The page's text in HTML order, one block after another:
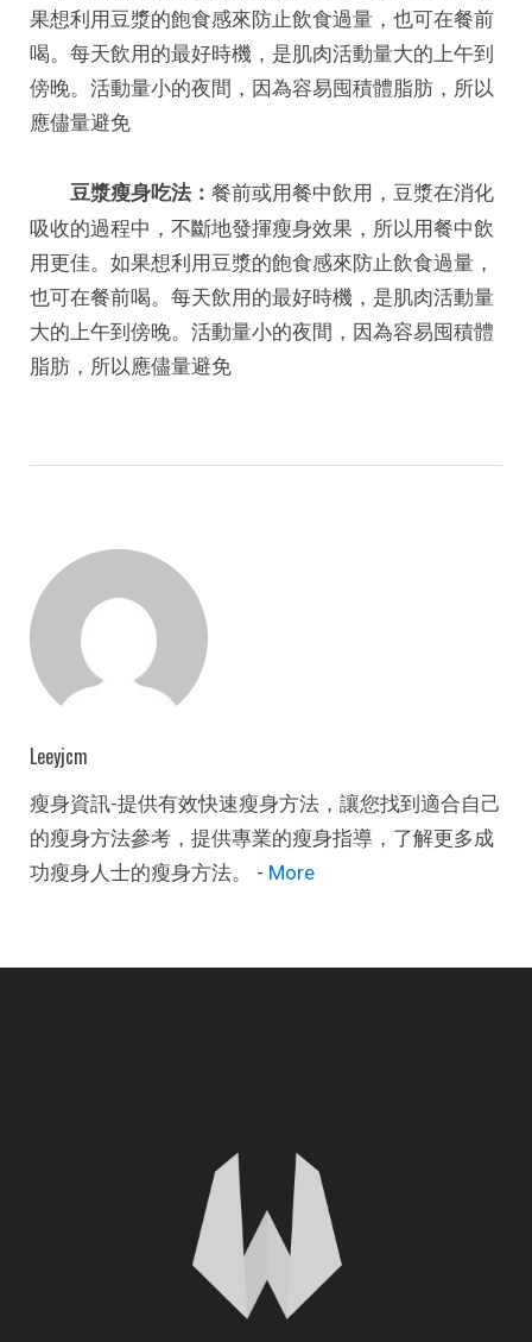
果想利用豆漿的飽食感來防止飲食過量，也可在餐前
喝。每天飲用的最好時機，是肌肉活動量大的上午到
傍晚。活動量小的夜間，因為容易囤積體脂肪，所以
應儘量避免
豆漿瘦身吃法： 餐前或用餐中飲用，豆漿在消化
吸收的過程中，不斷地發揮瘦身效果，所以用餐中飲
用更佳。如果想利用豆漿的飽食感來防止飲食過量，
也可在餐前喝。每天飲用的最好時機，是肌肉活動量
大的上午到傍晚。活動量小的夜間，因為容易囤積體
脂肪，所以應儘量避免
Leeyjcm
瘦身資訊-提供有效快速瘦身方法，讓您找到適合自己
的瘦身方法參考，提供專業的瘦身指導，了解更多成
功瘦身人士的瘦身方法。 - More